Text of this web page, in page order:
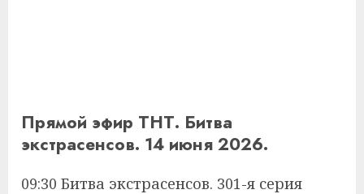
Прямой эфир ТНТ. Битва
экстрасенсов. 14 июня 2026.
09:30 Битва экстрасенсов. 301-я серия